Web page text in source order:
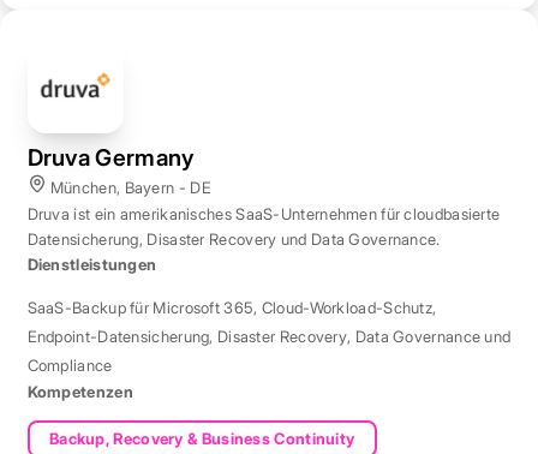
Druva Germany
München, Bayern - DE
Druva ist ein amerikanisches SaaS-Unternehmen für cloudbasierte
Datensicherung, Disaster Recovery und Data Governance.
Dienstleistungen
SaaS-Backup für Microsoft 365, Cloud-Workload-Schutz,
Endpoint-Datensicherung, Disaster Recovery, Data Governance und
Compliance
Kompetenzen
Backup, Recovery & Business Continuity